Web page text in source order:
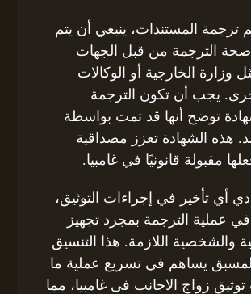
ترجمة المستندات، ينبغي أن يتم
الترجمة من قبل الجهات
وزارة الخارجية أو الوكالات
يجب أن تكون الترجمة
توضح أنها قد تمت بواسطة
هذه الشهادة تعزز مصداقية
مقبولة قانونيًا في غامبيا.
أي تأخير في إجراءات التوثيق،
عملية الترجمة بمجرد تجهيز
والشخصية اللازمة. هذا التنسيق
يساهم في تسريع عملية ما
زواج الاجانب فى غامبيا، مما